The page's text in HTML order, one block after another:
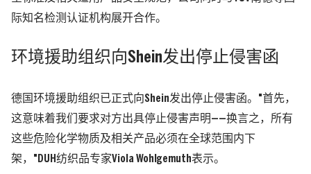
际知名检测认证机构展开合作。
环境援助组织向Shein发出停止侵害函
德国环境援助组织已正式向Shein发出停止侵害函。"首先，
这意味着我们要求对方出具停止侵害声明——换言之，所有
这些危险化学物质及相关产品必须在全球范围内下
架，"DUH纺织品专家Viola Wohlgemuth表示。